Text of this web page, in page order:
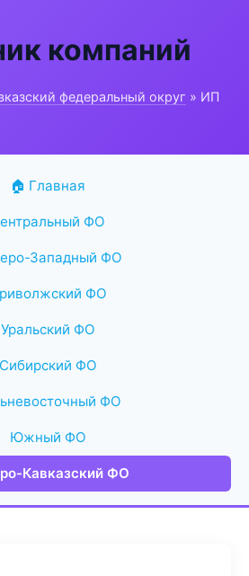
компаний
федеральный округ » ИП
🏠 Главная
ФО
Западный ФО
ФО
Уральский ФО
Сибирский ФО
ФО
Южный ФО
Кавказский ФО